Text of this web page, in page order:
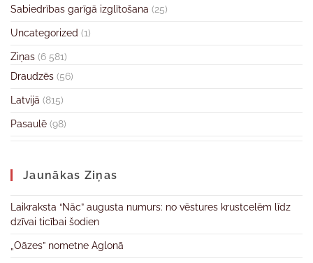
Sabiedrības garīgā izglītošana (25)
Uncategorized (1)
Ziņas (6 581)
Draudzēs (56)
Latvijā (815)
Pasaulē (98)
Jaunākas Ziņas
Laikraksta “Nāc” augusta numurs: no vēstures krustcelēm līdz
dzīvai ticībai šodien
„Oāzes” nometne Aglonā